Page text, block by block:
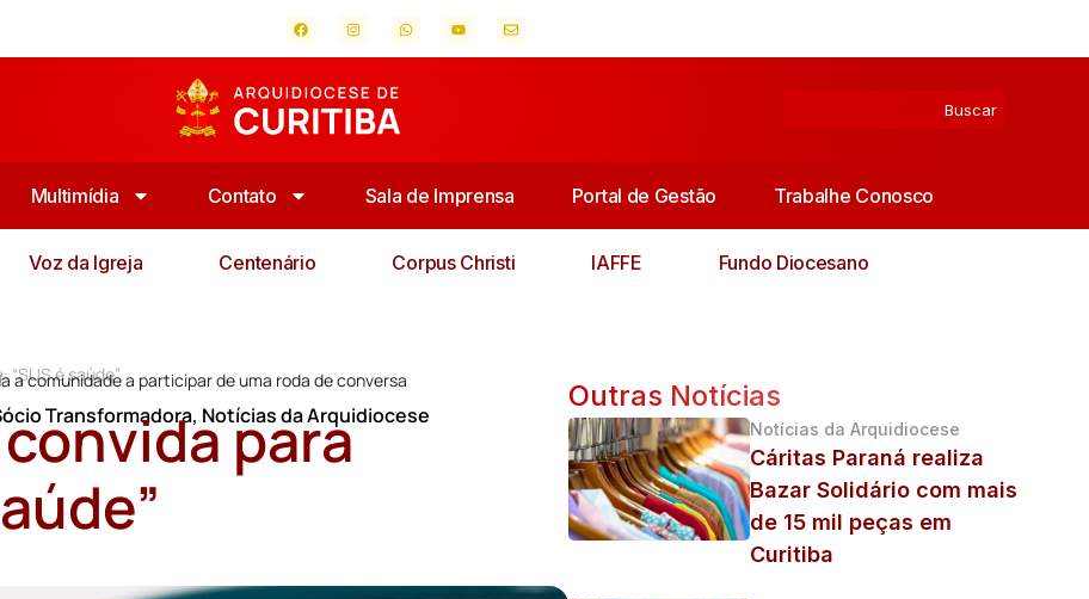
Multimídia Contato Sala de Imprensa Portal de Gestão Trabalhe Conosco
Voz da Igreja Centenário Corpus Christi IAFFE Fundo Diocesano
“SUS é saúde”
a comunidade a participar de uma roda de conversa
Transformadora, Notícias da Arquidiocese
para
Outras Notícias
Notícias da Arquidiocese
Cáritas Paraná realiza
Bazar Solidário com mais
de 15 mil peças em
Curitiba